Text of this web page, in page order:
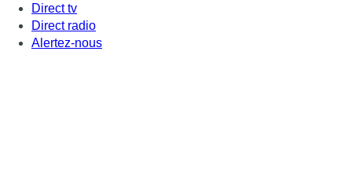
Direct tv
Direct radio
Alertez-nous